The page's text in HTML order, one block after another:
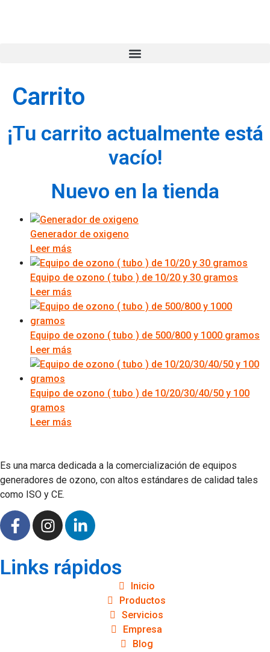
Carrito
¡Tu carrito actualmente está
vacío!
Nuevo en la tienda
Generador de oxigeno
Leer más
Equipo de ozono ( tubo ) de 10/20 y 30 gramos
Leer más
Equipo de ozono ( tubo ) de 500/800 y 1000 gramos
Leer más
Equipo de ozono ( tubo ) de 10/20/30/40/50 y 100
gramos
Leer más
Es una marca dedicada a la comercialización de equipos
generadores de ozono, con altos estándares de calidad tales
como ISO y CE.
Links rápidos
Inicio
Productos
Servicios
Empresa
Blog